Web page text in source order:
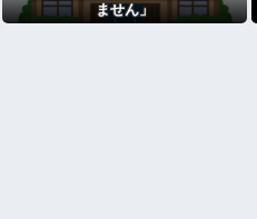
ません」